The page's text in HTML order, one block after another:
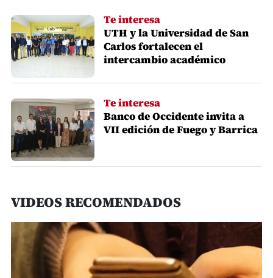
Te interesa
UTH y la Universidad de San
Carlos fortalecen el
intercambio académico
Te interesa
Banco de Occidente invita a
VII edición de Fuego y Barrica
VIDEOS RECOMENDADOS